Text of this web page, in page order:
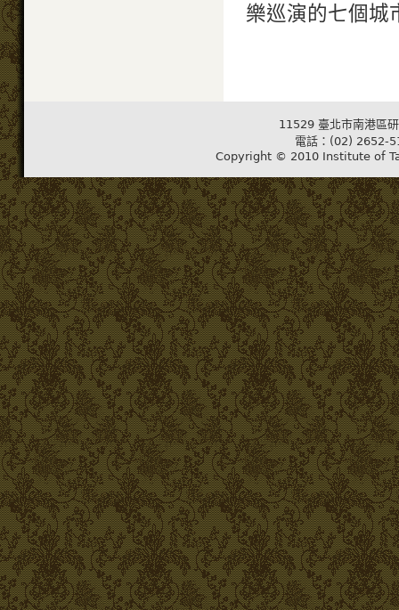
樂巡演的七個城
11529 臺北市南港區
電話：(02) 2652-
Copyright © 2010 Institute of